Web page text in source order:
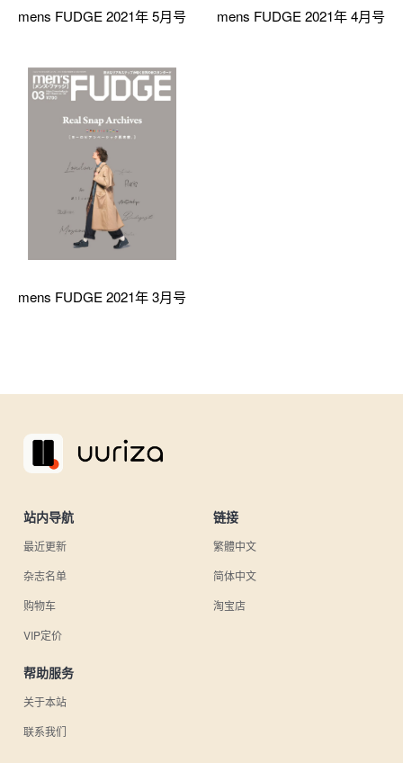
mens FUDGE 2021年 5月号 mens FUDGE 2021年 4月号
mens FUDGE 2021年 3月号
站内导航
最近更新
杂志名单
购物车
VIP定价
链接
繁體中文
简体中文
淘宝店
帮助服务
关于本站
联系我们